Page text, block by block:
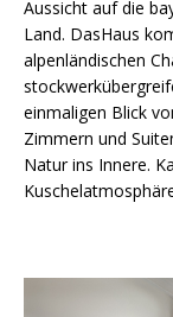
Aussicht auf die
Land. DasHaus
alpenländischen
einmaligen Blick
Zimmern und
Natur ins Innere.